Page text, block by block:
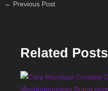
← Previous Post
Related Posts